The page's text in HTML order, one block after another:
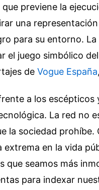
previene la
una
para su entorno.
el juego simbólico
de Vogue España
a los
La red no
la sociedad prohíbe.
en la vida
que seamos más
para indexar